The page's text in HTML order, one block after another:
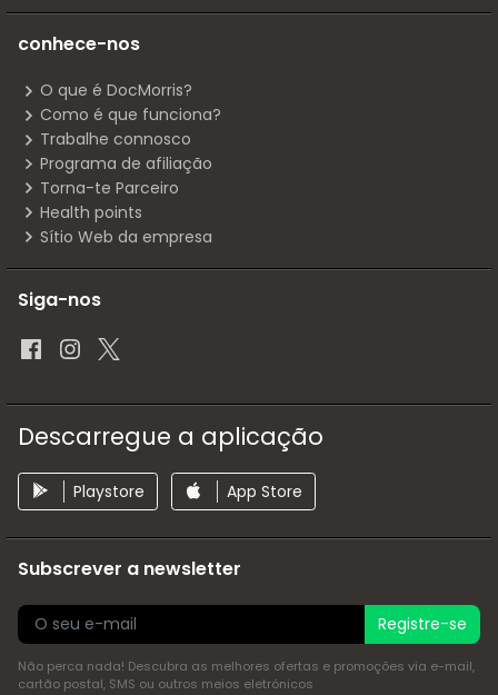
conhece-nos
O que é DocMorris?
Como é que funciona?
Trabalhe connosco
Programa de afiliação
Torna-te Parceiro
Health points
Sítio Web da empresa
Siga-nos
Descarregue a aplicação
Playstore App Store
Subscrever a newsletter
Registre-se
Não perca nada! Descubra as melhores ofertas e promoções via e-mail,
cartão postal, SMS ou outros meios eletrónicos